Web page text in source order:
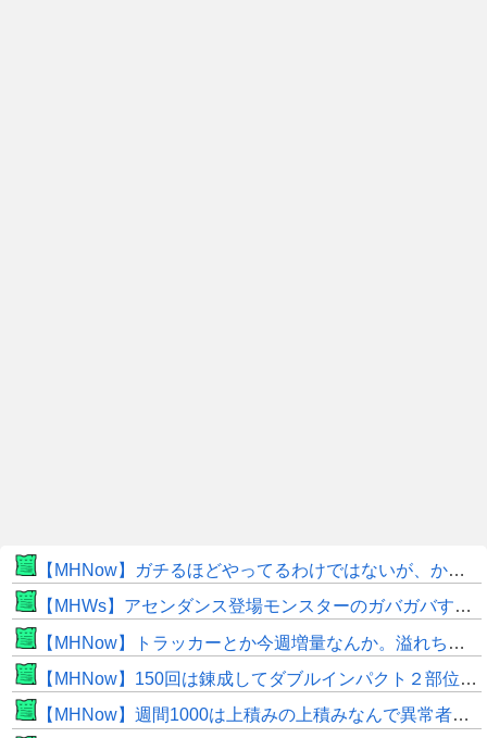
【MHNow】ガチるほどやってるわけではないが、かと言って要撃戦くらいしかやることないんだよな
【MHWs】アセンダンス登場モンスターのガバガバすぎる偽リークきたな
【MHNow】トラッカーとか今週増量なんか。溢れちゃうから来週にして欲しいわ何狩れいうねん
【MHNow】150回は錬成してダブルインパクト２部位だけって流石に泣けてくる
【MHNow】週間1000は上積みの上積みなんで異常者です